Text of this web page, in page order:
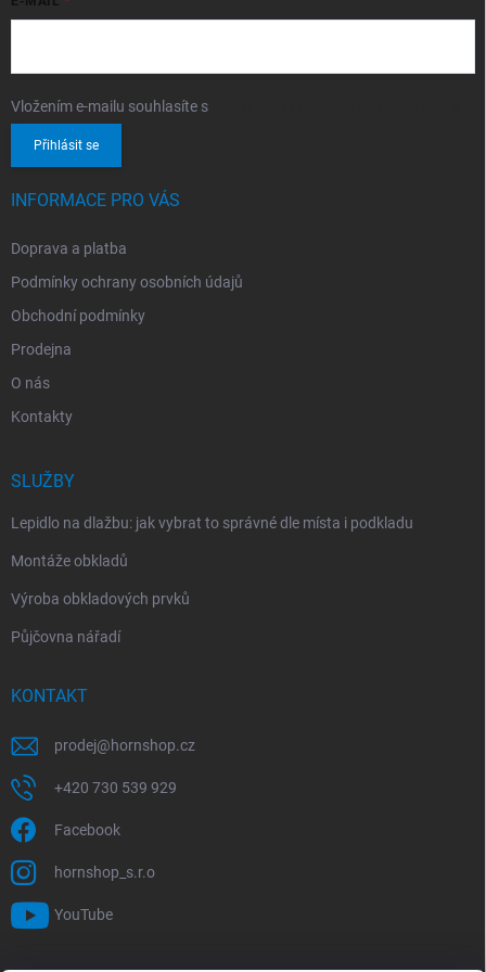
Vložením e-mailu souhlasíte s
Přihlásit se
INFORMACE PRO VÁS
Doprava a platba
Podmínky ochrany osobních údajů
Obchodní podmínky
Prodejna
O nás
Kontakty
SLUŽBY
Lepidlo na dlažbu: jak vybrat to správné dle místa i podkladu
Montáže obkladů
Výroba obkladových prvků
Půjčovna nářadí
KONTAKT
prodej@hornshop.cz
+420 730 539 929
Facebook
hornshop_s.r.o
YouTube